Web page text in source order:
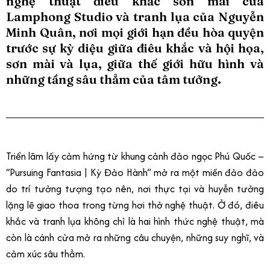
Lamphong Studio và tranh lụa của Nguyễn
Minh Quân, nơi mọi giới hạn đều hòa quyện
trước sự kỳ diệu giữa điêu khắc và hội họa,
sơn mài và lụa, giữa thế giới hữu hình và
những tầng sâu thẳm của tâm tưởng.
Triển lãm lấy cảm hứng từ khung cảnh đảo ngọc Phú Quốc –
“Pursuing Fantasia | Kỳ Đảo Hành” mở ra một miền đảo đảo
do trí tưởng tượng tạo nên, nơi thực tại và huyễn tưởng
lặng lẽ giao thoa trong từng hơi thở nghệ thuật. Ở đó, điêu
khắc và tranh lụa không chỉ là hai hình thức nghệ thuật, mà
còn là cánh cửa mở ra những câu chuyện, những suy nghĩ, và
cảm xúc sâu thẳm.